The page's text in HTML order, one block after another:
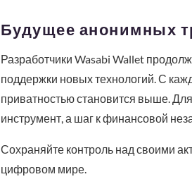
Будущее анонимных
Разработчики Wasabi Wallet
поддержки новых технологий. С
приватностью становится выше.
инструмент, а шаг к финансовой
Сохраняйте контроль над своими
цифровом мире.